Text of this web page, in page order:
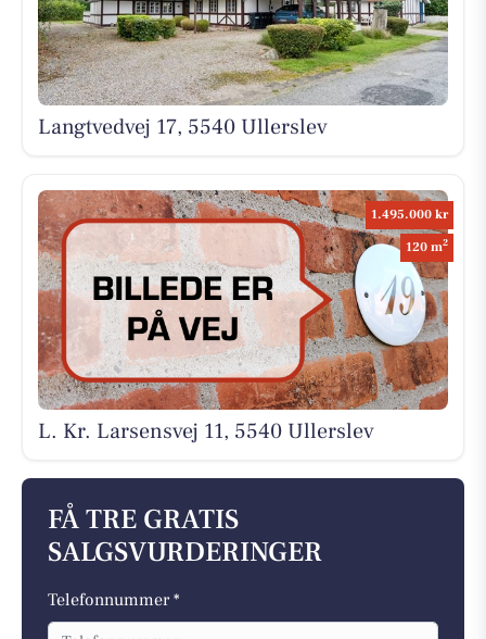
Langtvedvej 17, 5540 Ullerslev
1.495.000 kr
120 m2
L. Kr. Larsensvej 11, 5540 Ullerslev
FÅ TRE GRATIS
SALGSVURDERINGER
Telefonnummer *